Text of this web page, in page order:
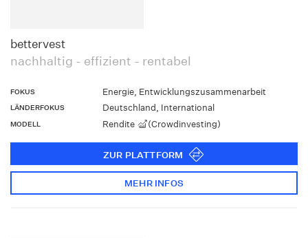
bettervest
nachhaltig - effizient - rentabel
FOKUS Energie, Entwicklungszusammenarbeit
LÄNDERFOKUS Deutschland, International
MODELL Rendite (Crowdinvesting)
ZUR PLATTFORM
MEHR INFOS